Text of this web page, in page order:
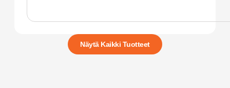
Näytä Kaikki Tuotteet